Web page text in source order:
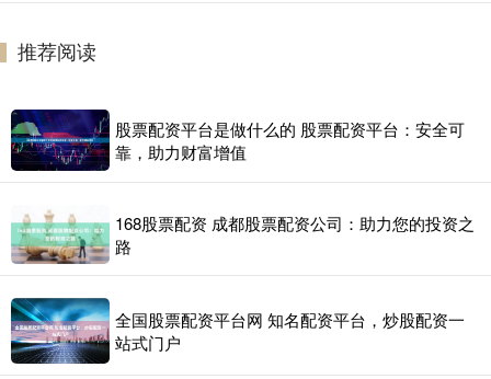
推荐阅读
股票配资平台是做什么的 股票配资平台：安全可
靠，助力财富增值
168股票配资 成都股票配资公司：助力您的投资之
路
全国股票配资平台网 知名配资平台，炒股配资一
站式门户